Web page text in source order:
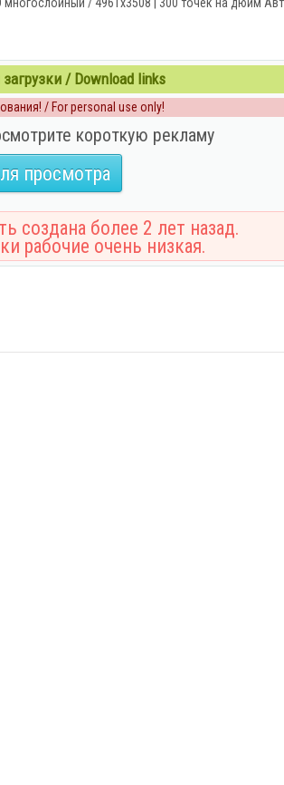
/ Download links
/ For personal use only!
короткую рекламу
просмотра
создана более 2 лет назад.
рабочие очень низкая.